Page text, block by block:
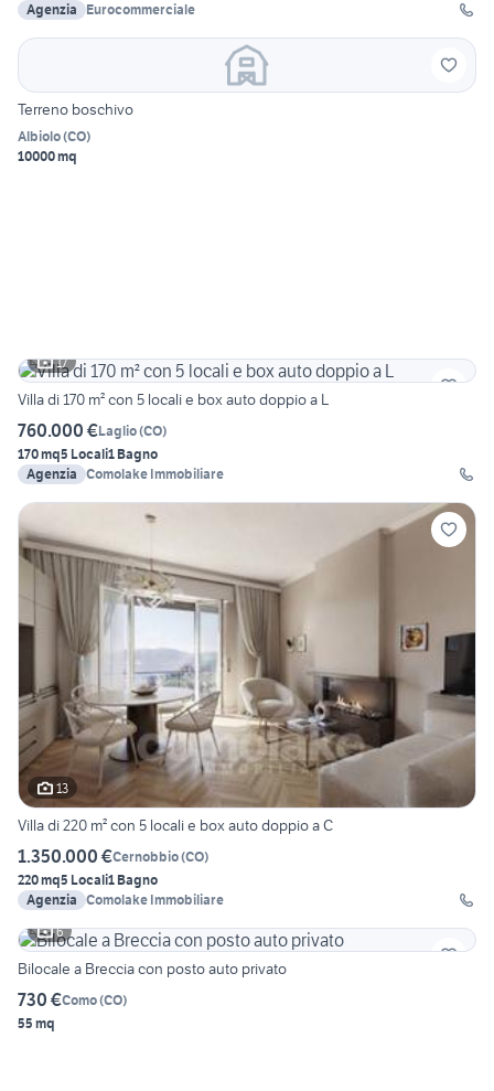
Agenzia
Eurocommerciale
Terreno boschivo
Albiolo(CO)
10000 mq
17
Villa di 170 m² con 5 locali e box auto doppio a L
760.000 €Laglio(CO)
170 mq5 Locali1 Bagno
Agenzia Comolake Immobiliare
13
Villa di 220 m² con 5 locali e box auto doppio a C
1.350.000 €Cernobbio(CO)
220 mq5 Locali1 Bagno
Agenzia Comolake Immobiliare
6
Bilocale a Breccia con posto auto privato
730 €Como(CO)
55 mq